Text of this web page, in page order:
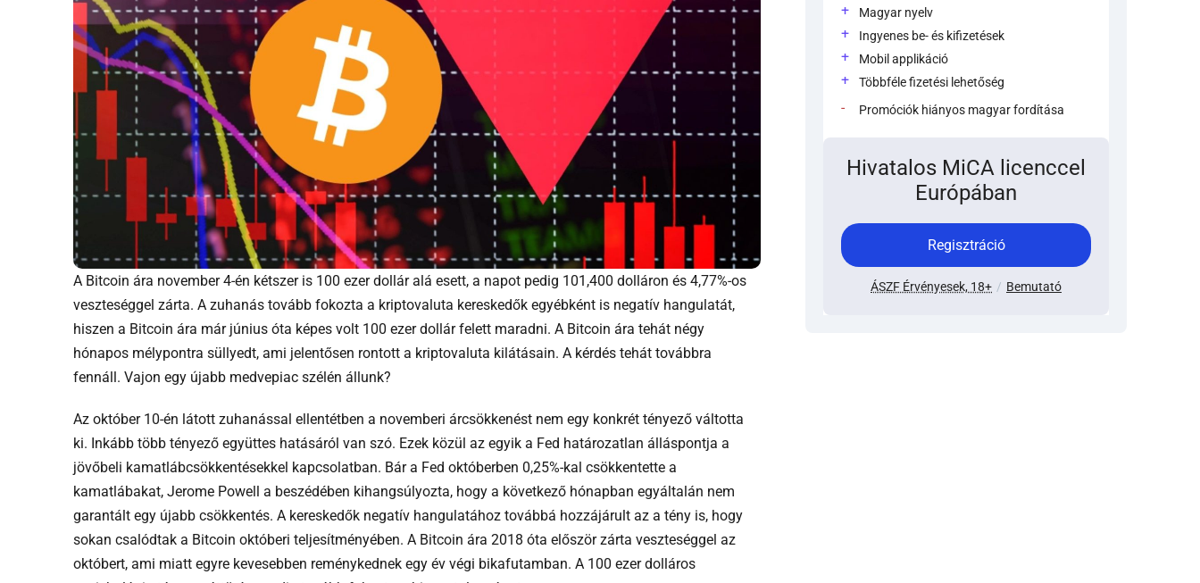
A Bitcoin ára november 4-én kétszer is 100 ezer dollár alá esett, a napot pedig 101,400 dolláron és 4,77%-os
veszteséggel zárta. A zuhanás tovább fokozta a kriptovaluta kereskedők egyébként is negatív hangulatát,
hiszen a Bitcoin ára már június óta képes volt 100 ezer dollár felett maradni. A Bitcoin ára tehát négy
hónapos mélypontra süllyedt, ami jelentősen rontott a kriptovaluta kilátásain. A kérdés tehát továbbra
fennáll. Vajon egy újabb medvepiac szélén állunk?
Az október 10-én látott zuhanással ellentétben a novemberi árcsökkenést nem egy konkrét tényező váltotta
ki. Inkább több tényező együttes hatásáról van szó. Ezek közül az egyik a Fed határozatlan álláspontja a
jövőbeli kamatlábcsökkentésekkel kapcsolatban. Bár a Fed októberben 0,25%-kal csökkentette a
kamatlábakat, Jerome Powell a beszédében kihangsúlyozta, hogy a következő hónapban egyáltalán nem
garantált egy újabb csökkentés. A kereskedők negatív hangulatához továbbá hozzájárult az a tény is, hogy
sokan csalódtak a Bitcoin októberi teljesítményében. A Bitcoin ára 2018 óta először zárta veszteséggel az
októbert, ami miatt egyre kevesebben reménykednek egy év végi bikafutamban. A 100 ezer dolláros
Magyar nyelv
Ingyenes be- és kifizetések
Mobil applikáció
Többféle fizetési lehetőség
Promóciók hiányos magyar fordítása
Hivatalos MiCA licenccel
Európában
Regisztráció
ÁSZF Érvényesek, 18+ Bemutató
Portfólió jelentése
Diverzifikáció jelentése
Kriptográfia jelentése